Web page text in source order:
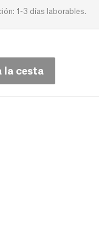
1-3 días laborables.
la cesta